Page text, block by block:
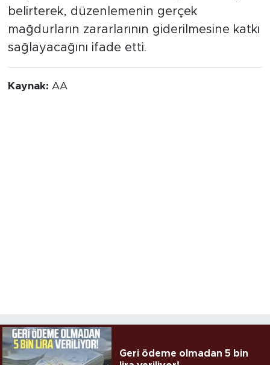
belirterek, düzenlemenin gerçek
mağdurların zararlarının giderilmesine katkı
sağlayacağını ifade etti.
Kaynak: AA
Geri ödeme olmadan 5 bin